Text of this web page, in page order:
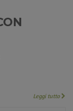
Leggi tutto